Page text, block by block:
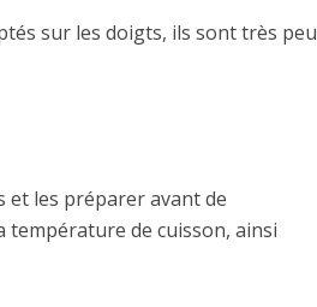
sur les doigts, ils sont très peu
les préparer avant de
température de cuisson, ainsi